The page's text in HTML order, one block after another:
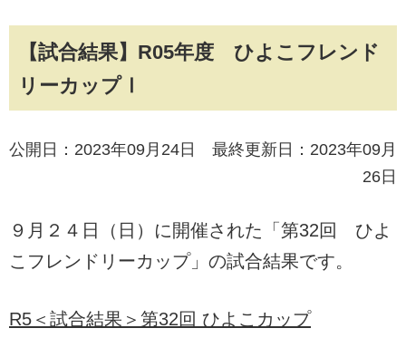
【試合結果】R05年度 ひよこフレンド
リーカップⅠ
公開日：2023年09月24日 最終更新日：2023年09月
26日
９月２４日（日）に開催された「第32回 ひよ
こフレンドリーカップ」の試合結果です。
R5＜試合結果＞第32回 ひよこカップ